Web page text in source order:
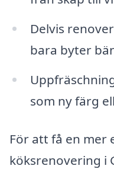
Delvis
bara byter
som ny färg
För att få en mer
köksrenovering i